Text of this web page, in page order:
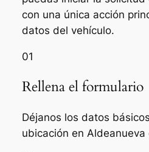
con una única acción
datos del vehículo.
01
Rellena el formulario
Déjanos los datos
ubicación en Aldeanueva